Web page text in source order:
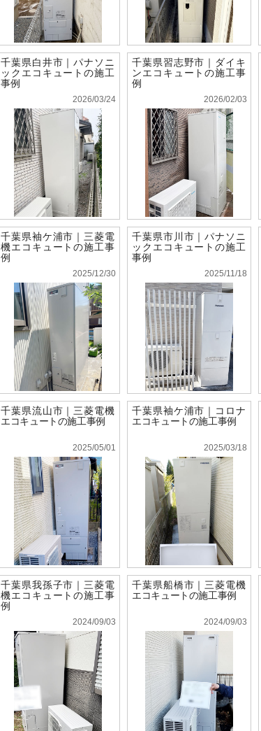
千葉県白井市｜パナソニ
ックエコキュートの施工
事例
2026/03/24
千葉県習志野市｜ダイキ
ンエコキュートの施工事
例
2026/02/03
千葉県袖ケ浦市｜三菱電
機エコキュートの施工事
例
2025/12/30
千葉県市川市｜パナソニ
ックエコキュートの施工
事例
2025/11/18
千葉県流山市｜三菱電機
エコキュートの施工事例
2025/05/01
千葉県袖ケ浦市｜コロナ
エコキュートの施工事例
2025/03/18
千葉県我孫子市｜三菱電
機エコキュートの施工事
例
2024/09/03
千葉県船橋市｜三菱電機
エコキュートの施工事例
2024/09/03